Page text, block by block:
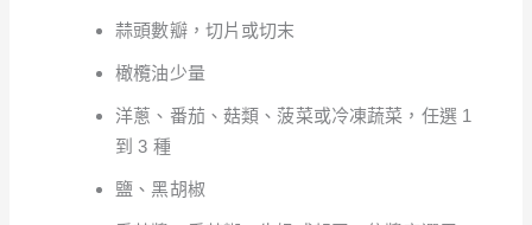
蒜頭數瓣，切片或切末
橄欖油少量
洋蔥、番茄、菇類、菠菜或冷凍蔬菜，任選 1
到 3 種
鹽、黑胡椒